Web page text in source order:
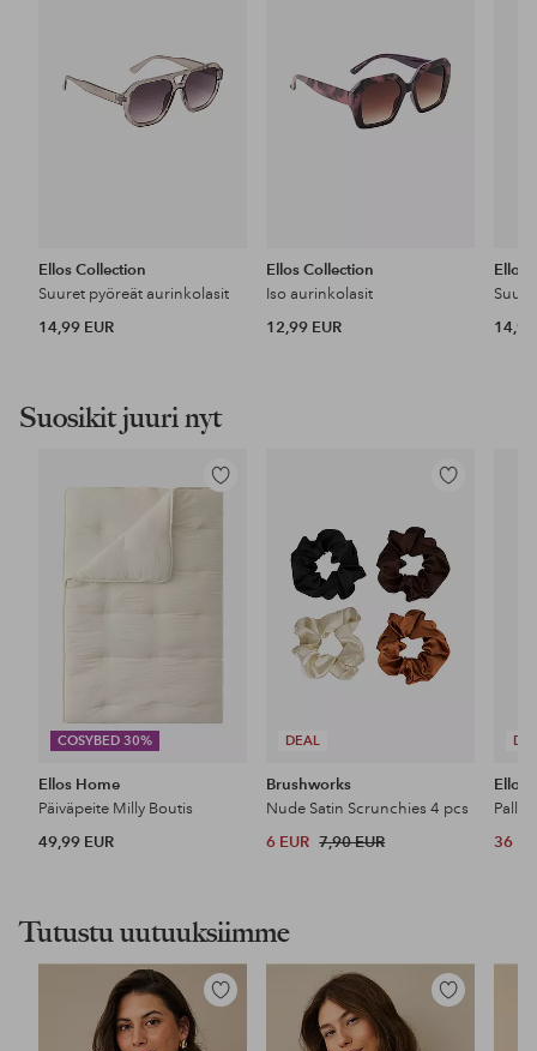
Ellos Collection
Suuret pyöreät aurinkolasit
14,99 EUR
Ellos Collection
Iso aurinkolasit
12,99 EUR
Ellos
14,99
Suosikit juuri nyt
COSYBED 30%
Lisää
Ellos Home
Päiväpeite Milly Boutis
49,99 EUR
DEAL
Lisää
Brushworks
Nude Satin Scrunchies 4 pcs
6 EUR 7,90 EUR
Ellos
36
Tutustu uutuuksiimme
Lisää
Lisää